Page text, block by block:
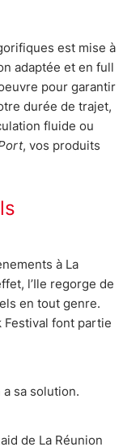
est mise à
adaptée et en full
pour garantir
durée de trajet,
fluide ou
, vos produits
à La
l’Ile regorge de
en tout genre.
Festival font partie
sa solution.
de La Réunion